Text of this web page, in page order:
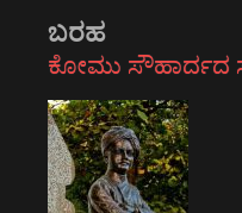
ಬರಹ
ಕೋಮು ಸೌಹಾರ್ದದ